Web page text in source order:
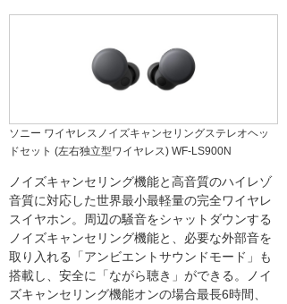
ソニー ワイヤレスノイズキャンセリングステレオヘッ
ドセット (左右独立型ワイヤレス) WF-LS900N
ノイズキャンセリング機能と高音質のハイレゾ
音質に対応した世界最小最軽量の完全ワイヤレ
スイヤホン。周辺の騒音をシャットダウンする
ノイズキャンセリング機能と、必要な外部音を
取り入れる「アンビエントサウンドモード」も
搭載し、安全に「ながら聴き」ができる。ノイ
ズキャンセリング機能オンの場合最長6時間、